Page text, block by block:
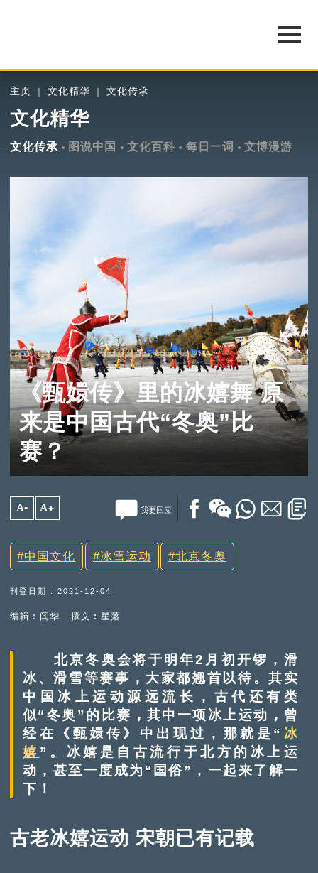
主页 文化精华 文化传承
文化精华
文化传承 图说中国 文化百科 每日一词 文博漫游
《甄嬛传》里的冰嬉舞 原
来是中国古代“冬奥”比
赛？
A- A+ 我要回应
中国文化 冰雪运动 北京冬奥
刊登日期 : 2021-12-04
编辑︰闻华 撰文︰星落
北京冬奥会将于明年2月初开锣，滑
冰、滑雪等赛事，大家都翘首以待。其实
中国冰上运动源远流长，古代还有类
似“冬奥”的比赛，其中一项冰上运动，曾
经在《甄嬛传》中出现过，那就是“ 冰
嬉 ”。冰嬉是自古流行于北方的冰上运
动，甚至一度成为“国俗”，一起来了解一
下！
古老冰嬉运动 宋朝已有记载